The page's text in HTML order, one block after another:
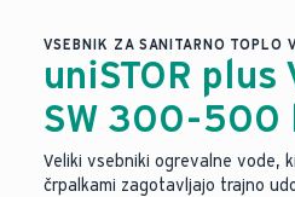
VSEBNIK ZA SANITARNO TOPLO
uniSTOR plus
SW 300-500
Veliki vsebniki ogrevalne vode,
črpalkami zagotavljajo trajno